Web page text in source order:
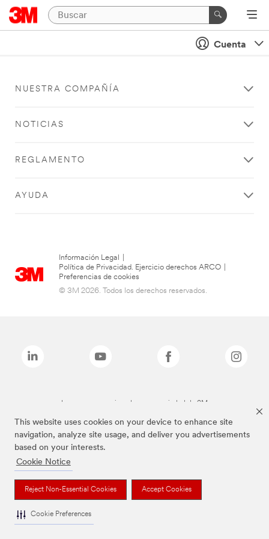
This website uses cookies on your device to enhance site
navigation, analyze site usage, and deliver you advertisements
based on your interests.
Cookie Notice
Reject Non-Essential Cookies Accept Cookies
Cookie Preferences
Cuenta
NUESTRA COMPAÑÍA
NOTICIAS
REGLAMENTO
AYUDA
Información Legal
Política de Privacidad. Ejercicio derechos ARCO
Preferencias de cookies
© 3M 2026. Todos los derechos reservados.
Las marcas mencionadas son propiedad de 3M